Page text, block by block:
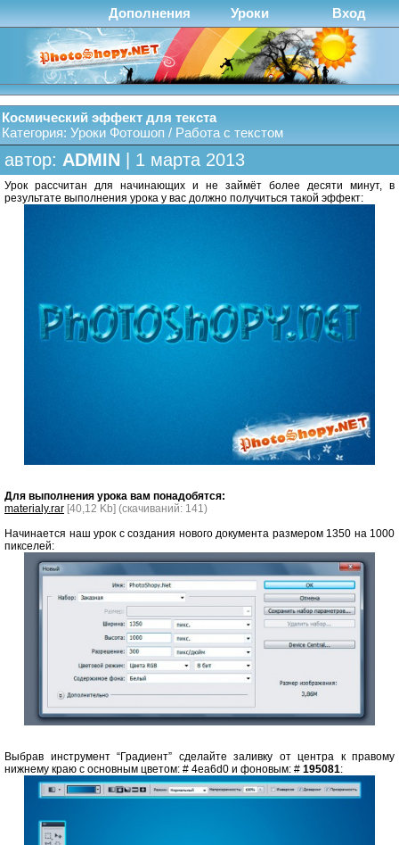
Дополнения Уроки Вход
Космический эффект для текста
Категория: Уроки Фотошоп / Работа с текстом
автор: ADMIN | 1 марта 2013
Урок рассчитан для начинающих и не займёт более десяти минут, в
результате выполнения урока у вас должно получиться такой эффект:
Для выполнения урока вам понадобятся:
materialy.rar [40,12 Kb] (cкачиваний: 141)
Начинается наш урок с создания нового документа размером 1350 на 1000
пикселей:
Выбрав инструмент “Градиент” сделайте заливку от центра к правому
нижнему краю с основным цветом: # 4ea6d0 и фоновым: # 195081: